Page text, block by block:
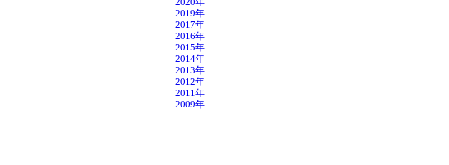
2020年
2019年
2017年
2016年
2015年
2014年
2013年
2012年
2011年
2009年